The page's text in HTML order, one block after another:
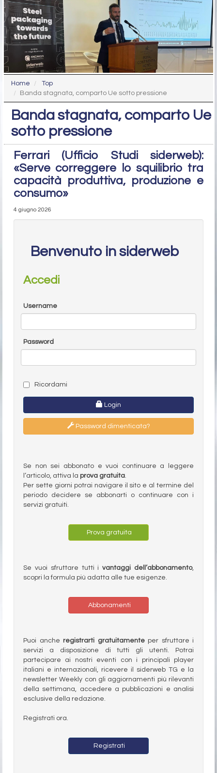
Home
Top
Banda stagnata, comparto Ue sotto pressione
Banda stagnata, comparto Ue
sotto pressione
Ferrari (Ufficio Studi siderweb):
«Serve correggere lo squilibrio tra
capacità produttiva, produzione e
consumo»
4 giugno 2026
Benvenuto in siderweb
Accedi
Username
Password
Ricordami
Login
Password dimenticata?
Se non sei abbonato e vuoi continuare a leggere
l’articolo, attiva la prova gratuita.
Per sette giorni potrai navigare il sito e al termine del
periodo decidere se abbonarti o continuare con i
servizi gratuiti.
Prova gratuita
Se vuoi sfruttare tutti ivantaggi dell’abbonamento,
scopri la formula più adatta alle tue esigenze.
Abbonamenti
Puoi anche registrarti gratuitamenteper sfruttare i
servizi a disposizione di tutti gli utenti. Potrai
partecipare ai nostri eventi con i principali player
italiani e internazionali, ricevere il siderweb TG e la
newsletter Weekly con gli aggiornamenti più rilevanti
della settimana, accedere a pubblicazioni e analisi
esclusive della redazione.
Registrati ora.
Registrati